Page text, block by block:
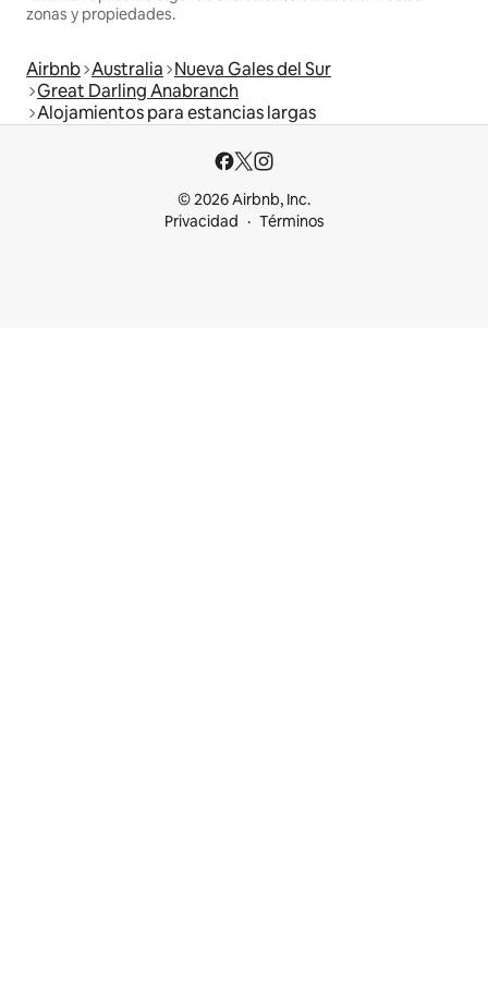
zonas y propiedades.
Airbnb Australia Nueva Gales del Sur
Great Darling Anabranch
Alojamientos para estancias largas
© 2026 Airbnb, Inc.
Privacidad
Términos